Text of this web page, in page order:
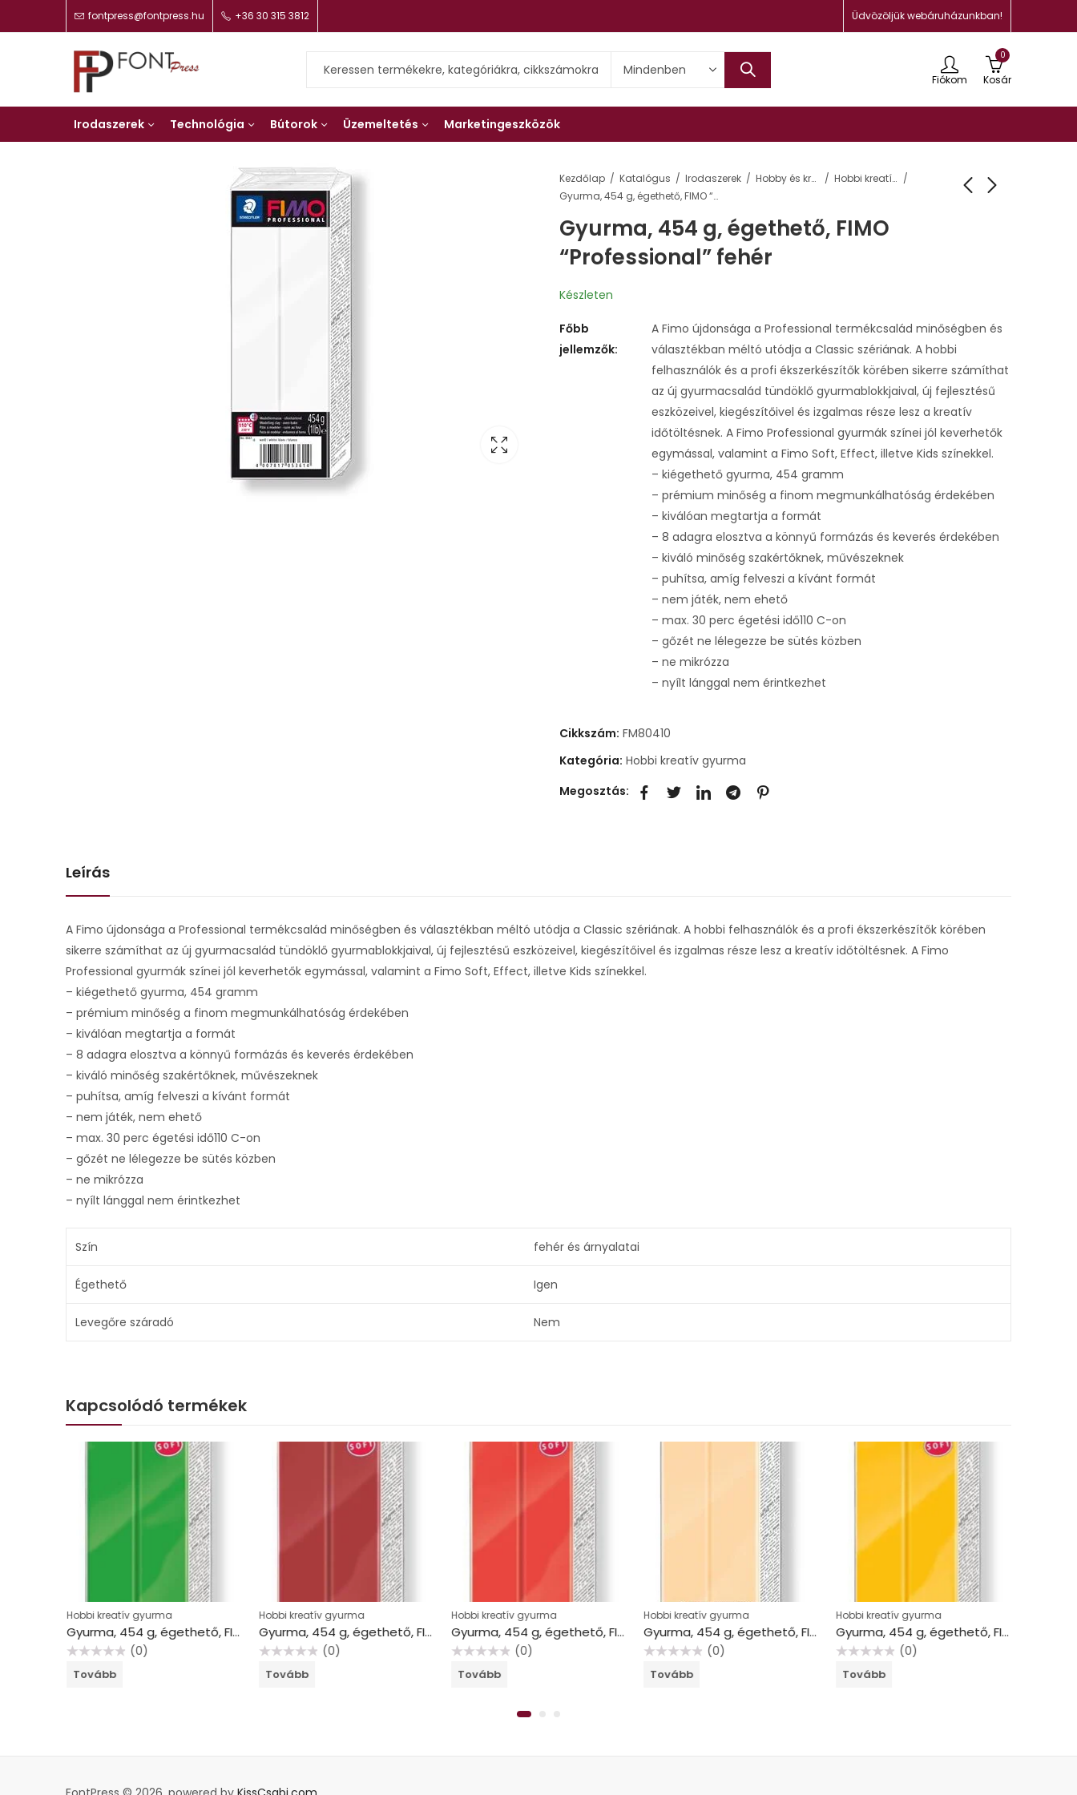
fontpress@fontpress.hu +36 30 315 3812 Üdvözöljük webáruházunkban!
Fiókom
0
Kosár
Irodaszerek Technológia Bútorok Üzemeltetés Marketingeszközök
Kezdőlap Katalógus Irodaszerek Hobby és kreatív termékek
Hobbi kreatív gyurma
Gyurma, 454 g, égethető, FIMO “Professional” fehér
Gyurma, 454 g, égethető, FIMO
“Professional” fehér
Készleten
Főbb
jellemzők:
A Fimo újdonsága a Professional termékcsalád minőségben és
választékban méltó utódja a Classic szériának. A hobbi
felhasználók és a profi ékszerkészítők körében sikerre számíthat
az új gyurmacsalád tündöklő gyurmablokkjaival, új fejlesztésű
eszközeivel, kiegészítőivel és izgalmas része lesz a kreatív
időtöltésnek. A Fimo Professional gyurmák színei jól keverhetők
egymással, valamint a Fimo Soft, Effect, illetve Kids színekkel.
– kiégethető gyurma, 454 gramm
– prémium minőség a finom megmunkálhatóság érdekében
– kiválóan megtartja a formát
– 8 adagra elosztva a könnyű formázás és keverés érdekében
– kiváló minőség szakértőknek, művészeknek
– puhítsa, amíg felveszi a kívánt formát
– nem játék, nem ehető
– max. 30 perc égetési idő110 C-on
– gőzét ne lélegezze be sütés közben
– ne mikrózza
– nyílt lánggal nem érintkezhet
Cikkszám: FM80410
Kategória: Hobbi kreatív gyurma
Megosztás:
Leírás
A Fimo újdonsága a Professional termékcsalád minőségben és választékban méltó utódja a Classic szériának. A hobbi felhasználók és a profi ékszerkészítők körében
sikerre számíthat az új gyurmacsalád tündöklő gyurmablokkjaival, új fejlesztésű eszközeivel, kiegészítőivel és izgalmas része lesz a kreatív időtöltésnek. A Fimo
Professional gyurmák színei jól keverhetők egymással, valamint a Fimo Soft, Effect, illetve Kids színekkel.
– kiégethető gyurma, 454 gramm
– prémium minőség a finom megmunkálhatóság érdekében
– kiválóan megtartja a formát
– 8 adagra elosztva a könnyű formázás és keverés érdekében
– kiváló minőség szakértőknek, művészeknek
– puhítsa, amíg felveszi a kívánt formát
– nem játék, nem ehető
– max. 30 perc égetési idő110 C-on
– gőzét ne lélegezze be sütés közben
– ne mikrózza
– nyílt lánggal nem érintkezhet
Szín fehér és árnyalatai
Égethető Igen
Levegőre száradó Nem
Kapcsolódó termékek
Hobbi kreatív gyurma
Gyurma, 454 g, égethető, FIMO “Soft”, trópusi zöld
(0)
Tovább
Hobbi kreatív gyurma
Gyurma, 454 g, égethető, FIMO “Soft”, karácsonypiros
(0)
Tovább
Hobbi kreatív gyurma
Gyurma, 454 g, égethető, FIMO “Soft”, indián piros
(0)
Tovább
Hobbi kreatív gyurma
Gyurma, 454 g, égethető, FIMO “Professional”, pezsgő
(0)
Tovább
Hobbi kreatív gyurma
Gyurma, 454 g, égethető, FIMO “Soft”, napraforgósárga
(0)
Tovább